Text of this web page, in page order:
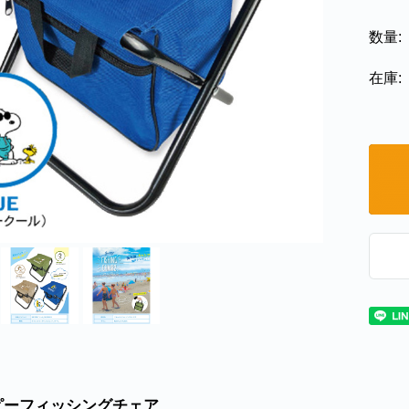
数量:
在庫:
フィッシングチェア